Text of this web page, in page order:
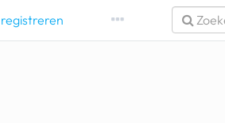
registreren